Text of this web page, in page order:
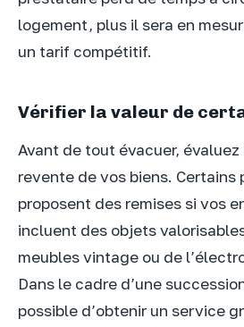
logement, plus il sera en
un tarif compétitif.
Vérifier la valeur de
Avant de tout évacuer,
revente de vos biens. Certains
proposent des remises si vos
incluent des objets
meubles vintage ou de
Dans le cadre d’une
possible d’obtenir un service